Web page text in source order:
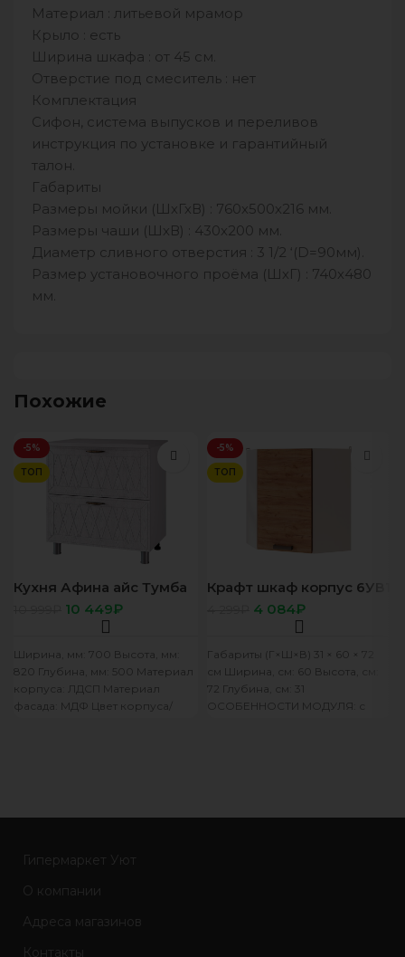
Материал : литьевой мрамор
Крыло : есть
Ширина шкафа : от 45 см.
Отверстие под смеситель : нет
Комплектация
Сифон, система выпусков и переливов
инструкция по установке и гарантийный
талон.
Габариты
Размеры мойки (ШхГхВ) : 760х500х216 мм.
Размеры чаши (ШхВ) : 430х200 мм.
Диаметр сливного отверстия : 3 1/2 ‘(D=90мм).
Размер установочного проёма (ШхГ) : 740х480
мм.
Похожие
-5%
ТОП
Кухня Афина айс Тумба
8Р2 корп белый, фасад
8Р2 Афина айс стол 0,8
10 449₽
Ширина, мм: 700 Высота, мм:
820 Глубина, мм: 500 Материал
корпуса: ЛДСП Материал
фасада: МДФ Цвет корпуса/
-5%
ТОП
Крафт шкаф корпус 6УВ1
фасад 6УВ1
4 084₽
Габариты (Г×Ш×В) 31 × 60 × 72
см Ширина, см: 60 Высота, см:
72 Глубина, см: 31
ОСОБЕННОСТИ МОДУЛЯ: с
Гипермаркет Уют
О компании
Адреса магазинов
Контакты